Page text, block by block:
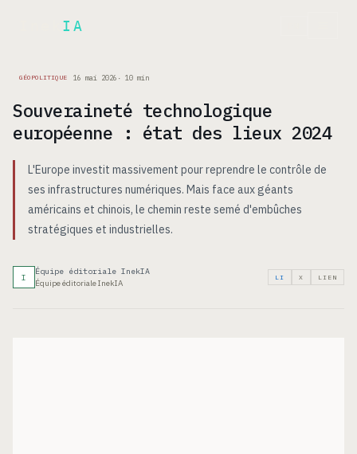
IA
GÉOPOLITIQUE 16 mai 2026 · 10 min
Souveraineté technologique
européenne : état des lieux 2024
L'Europe investit massivement pour reprendre le contrôle de
ses infrastructures numériques. Mais face aux géants
américains et chinois, le chemin reste semé d'embûches
stratégiques et industrielles.
I
Équipe éditoriale InekIA
Équipe éditoriale InekIA
LI X LIEN